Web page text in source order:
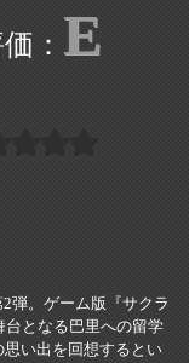
E
弾。ゲーム版『サクラ
台となる巴里への留学
い出を回想するとい